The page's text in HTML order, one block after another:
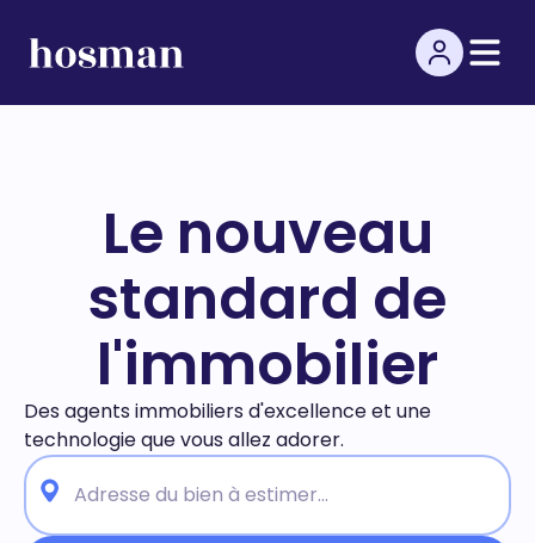
Le nouveau
standard de
l'immobilier
Des agents immobiliers d'excellence et une
technologieque vous allez adorer.